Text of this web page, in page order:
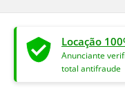
Locação
Anunciante
total antifraude